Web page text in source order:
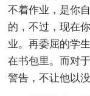
不着作业，是你
的，不过，现在
业。再委屈的学
在书包里。而对
警告，不让他以